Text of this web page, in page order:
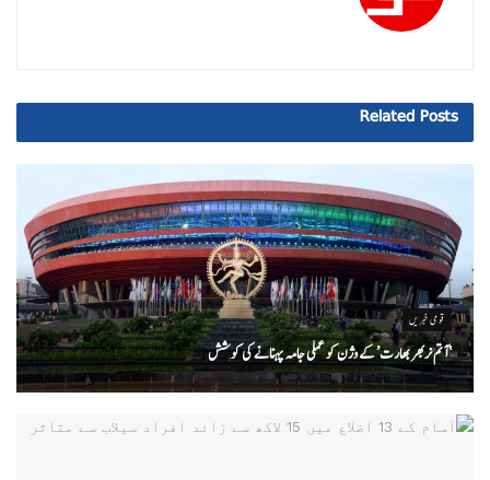
Related Posts
قومی خبریں
‘ آتم نربھر بھارت’ کے وژن کو عملی جامہ پہنانے کی کوشش